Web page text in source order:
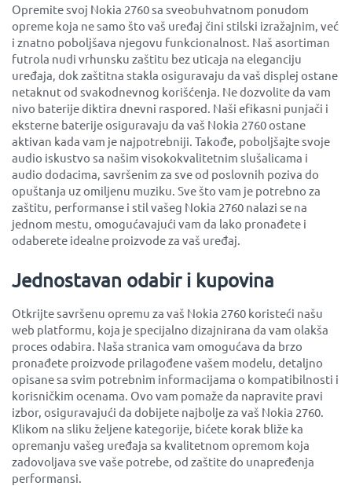
Opremite svoj Nokia 2760 sa sveobuhvatnom ponudom
opreme koja ne samo što vaš uređaj čini stilski izražajnim, već
i znatno poboljšava njegovu funkcionalnost. Naš asortiman
futrola nudi vrhunsku zaštitu bez uticaja na eleganciju
uređaja, dok zaštitna stakla osiguravaju da vaš displej ostane
netaknut od svakodnevnog korišćenja. Ne dozvolite da vam
nivo baterije diktira dnevni raspored. Naši efikasni punjači i
eksterne baterije osiguravaju da vaš Nokia 2760 ostane
aktivan kada vam je najpotrebniji. Takođe, poboljšajte svoje
audio iskustvo sa našim visokokvalitetnim slušalicama i
audio dodacima, savršenim za sve od poslovnih poziva do
opuštanja uz omiljenu muziku. Sve što vam je potrebno za
zaštitu, performanse i stil vašeg Nokia 2760 nalazi se na
jednom mestu, omogućavajući vam da lako pronađete i
odaberete idealne proizvode za vaš uređaj.
Jednostavan odabir i kupovina
Otkrijte savršenu opremu za vaš Nokia 2760 koristeći našu
web platformu, koja je specijalno dizajnirana da vam olakša
proces odabira. Naša stranica vam omogućava da brzo
pronađete proizvode prilagođene vašem modelu, detaljno
opisane sa svim potrebnim informacijama o kompatibilnosti i
korisničkim ocenama. Ovo vam pomaže da napravite pravi
izbor, osiguravajući da dobijete najbolje za vaš Nokia 2760.
Klikom na sliku željene kategorije, bićete korak bliže ka
opremanju vašeg uređaja sa kvalitetnom opremom koja
zadovoljava sve vaše potrebe, od zaštite do unapređenja
performansi.